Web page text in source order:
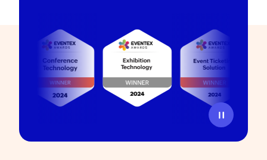
Reproducir